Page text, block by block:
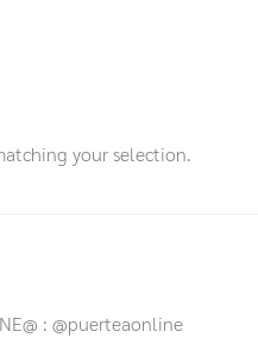
your selection.
: @puerteaonline